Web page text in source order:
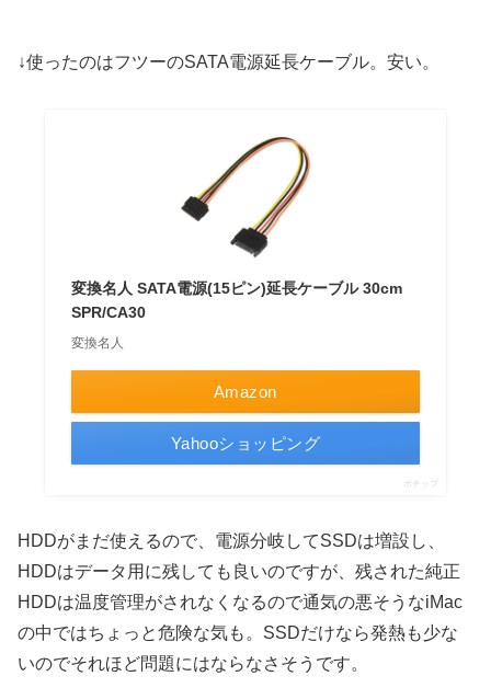
↓使ったのはフツーのSATA電源延長ケーブル。安い。
変換名人 SATA電源(15ピン)延長ケーブル 30cm
SPR/CA30
変換名人
Amazon
Yahooショッピング
ポチップ
HDDがまだ使えるので、電源分岐してSSDは増設し、
HDDはデータ用に残しても良いのですが、残された純正
HDDは温度管理がされなくなるので通気の悪そうなiMac
の中ではちょっと危険な気も。SSDだけなら発熱も少な
いのでそれほど問題にはならなさそうです。